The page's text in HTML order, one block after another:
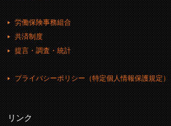
労働保険事務組合
共済制度
提言・調査・統計
プライバシーポリシー（特定個人情報保護規定）
リンク